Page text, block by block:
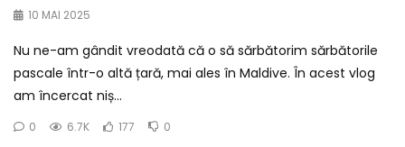
10 MAI 2025
Nu ne-am gândit vreodată că o să sărbătorim sărbătorile
pascale într-o altă țară, mai ales în Maldive. În acest vlog
am încercat niș...
0 6.7K 177 0